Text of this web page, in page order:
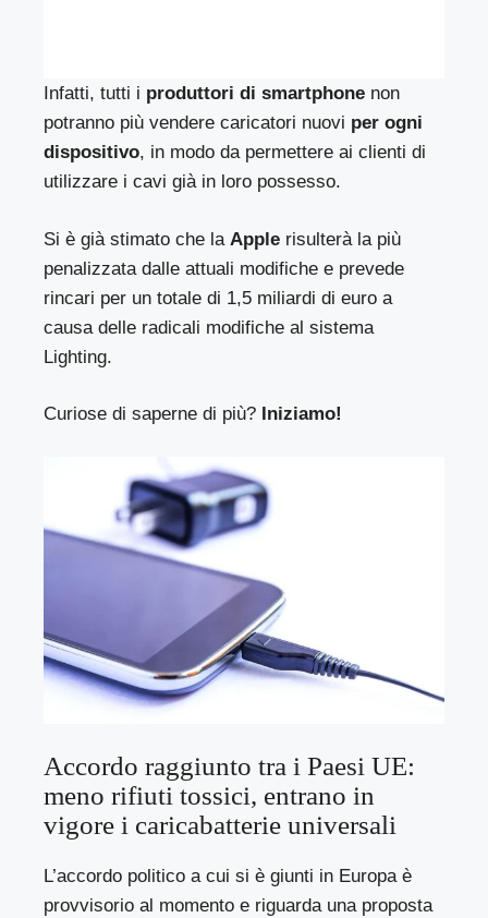
Infatti, tutti i produttori di smartphone non
potranno più vendere caricatori nuovi per ogni
dispositivo, in modo da permettere ai clienti di
utilizzare i cavi già in loro possesso.
Si è già stimato che la Apple risulterà la più
penalizzata dalle attuali modifiche e prevede
rincari per un totale di 1,5 miliardi di euro a
causa delle radicali modifiche al sistema
Lighting.
Curiose di saperne di più? Iniziamo!
Accordo raggiunto tra i Paesi UE:
meno rifiuti tossici, entrano in
vigore i caricabatterie universali
L’accordo politico a cui si è giunti in Europa è
provvisorio al momento e riguarda una proposta